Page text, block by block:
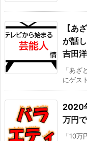
【あ
が話
吉田洋
「あ
にゲス
2020
万円
「10